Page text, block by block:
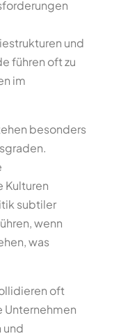
und
führen oft zu
im
besonders
Kulturen
subtiler
wenn
was
oft
Unternehmen
und